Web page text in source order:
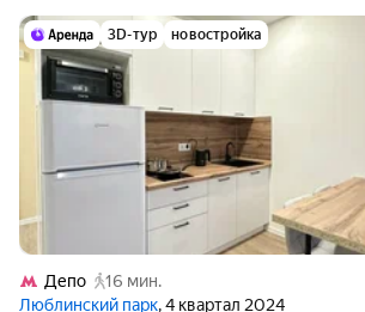
3D-тур новостройка
Депо
16 мин.
Люблинский парк, 4 квартал 2024